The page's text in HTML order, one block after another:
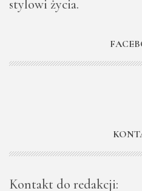
stylowi życia.
Kontakt do redakcji: